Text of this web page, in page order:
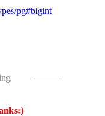
pg#bigint
———